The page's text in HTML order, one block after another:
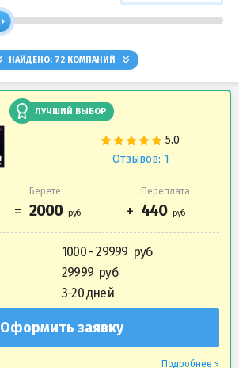
НАЙДЕНО: 72КОМПАНИЙ
ЛУЧШИЙ ВЫБОР
Отзывов: 1
Берете Переплата
1000 - 29999
29999
3-20 дней
Оформить заявку
Подробнее